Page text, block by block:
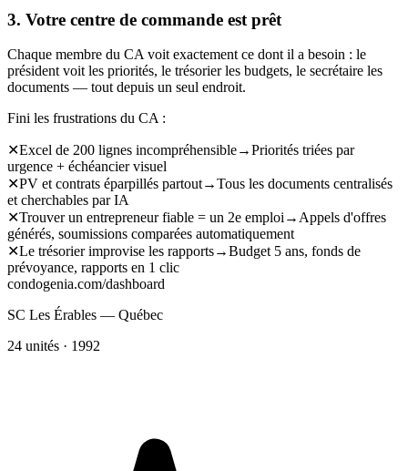
3. Votre centre de commande est prêt
Chaque membre du CA voit exactement ce dont il a besoin : le
président voit les priorités, le trésorier les budgets, le secrétaire les
documents — tout depuis un seul endroit.
Fini les frustrations du CA :
✕Excel de 200 lignes incompréhensible→Priorités triées par
urgence + échéancier visuel
✕PV et contrats éparpillés partout→Tous les documents centralisés
et cherchables par IA
✕Trouver un entrepreneur fiable = un 2e emploi → Appels d'offres
générés, soumissions comparées automatiquement
✕Le trésorier improvise les rapports→Budget 5 ans, fonds de
prévoyance, rapports en 1 clic
condogenia.com/dashboard
SC Les Érables — Québec
24 unités · 1992